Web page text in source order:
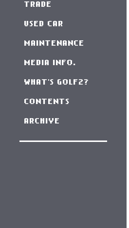
TRADE
USED CAR
MAINTENANCE
MEDIA INFO.
WHAT'S GOLF2?
CONTENTS
ARCHIVE